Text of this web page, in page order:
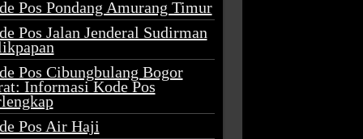
Pos Pondang Amurang Timur
Pos Jalan Jenderal Sudirman
Pos Cibungbulang Bogor
Informasi Kode Pos
Pos Air Haji